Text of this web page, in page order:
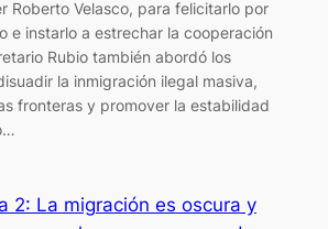
Roberto Velasco, para felicitarlo por
e instarlo a estrechar la cooperación
Rubio también abordó los
la inmigración ilegal masiva,
fronteras y promover la estabilidad